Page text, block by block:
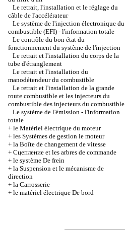
Le retrait, l'installation et le réglage du
câble de l'accélérateur
Le système de l'injection électronique du
combustible (EFI) - l'information totale
Le contrôle du bon état du
fonctionnement du système de l'injection
Le retrait et l'installation du corps de la
tube d'étranglement
Le retrait et l'installation du
manodétendeur du combustible
Le retrait et l'installation de la grande
route combustible et les injecteurs du
combustible des injecteurs du combustible
Le système de l'émission - l'information
totale
+ le Matériel électrique du moteur
+ les Systèmes de gestion le moteur
+ la Boîte de changement de vitesse
+ Cцепление et les arbres de commande
+ le système De frein
+ la Suspension et le mécanisme de
direction
+ la Carrosserie
+ le matériel électrique De bord